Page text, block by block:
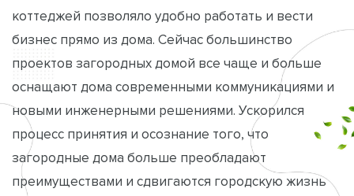
коттеджей позволяло удобно работать и вести
бизнес прямо из дома. Сейчас большинство
проектов загородных домой все чаще и больше
оснащают дома современными коммуникациями и
новыми инженерными решениями. Ускорился
процесс принятия и осознание того, что
загородные дома больше преобладают
преимуществами и сдвигаются городскую жизнь